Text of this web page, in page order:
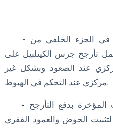
في الجزء الخلفي من
تأرجح جرس الكيتلبيل على
عند الصعود وبشكل غير
مركزي عند التحكم في الهبوط.
بدفع التأرجح
الحوض والعمود الفقري